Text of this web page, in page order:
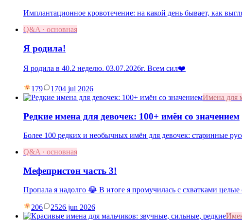
Имплантационное кровотечение: на какой день бывает, как
Q&A · основная
Я родила!
Я родила в 40.2 неделю. 03.07.2026г. Всем сил❤️
179 1704 jul 2026
Имена для
Редкие имена для девочек: 100+ имён со значением
Более 100 редких и необычных имён для девочек: старинные
Q&A · основная
Мефепристон часть 3!
Пропала я надолго 😂 В итоге я промучилась с схватками
206 2526 jun 2026